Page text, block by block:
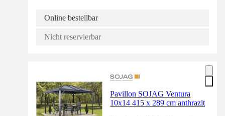
Online bestellbar
Nicht reservierbar
Pavillon SOJAG Ventura
10x14 415 x 289 cm anthrazit